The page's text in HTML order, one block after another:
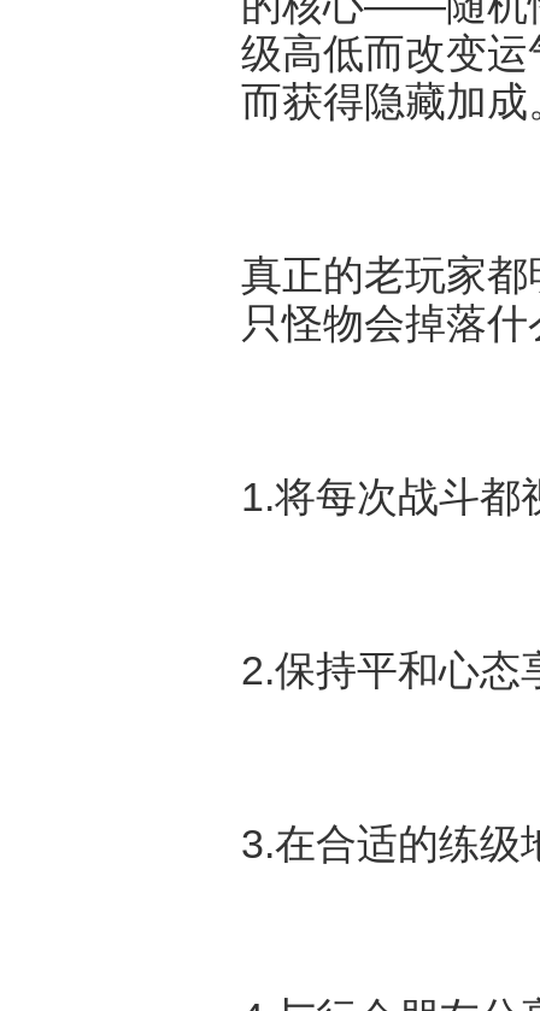
级高低而改变
而获得隐藏加成
真正的老玩家
只怪物会掉落
1.将每次战斗都
2.保持平和心态
3.在合适的练级